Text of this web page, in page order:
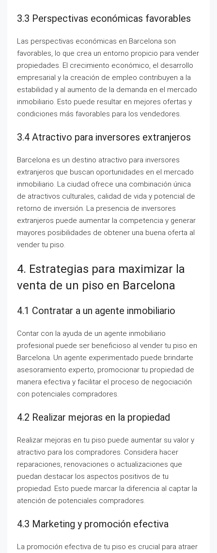
3.3 Perspectivas económicas favorables
Las perspectivas económicas en Barcelona son
favorables, lo que crea un entorno propicio para vender
propiedades. El crecimiento económico, el desarrollo
empresarial y la creación de empleo contribuyen a la
estabilidad y al aumento de la demanda en el mercado
inmobiliario. Esto puede resultar en mejores ofertas y
condiciones más favorables para los vendedores.
3.4 Atractivo para inversores extranjeros
Barcelona es un destino atractivo para inversores
extranjeros que buscan oportunidades en el mercado
inmobiliario. La ciudad ofrece una combinación única
de atractivos culturales, calidad de vida y potencial de
retorno de inversión. La presencia de inversores
extranjeros puede aumentar la competencia y generar
mayores posibilidades de obtener una buena oferta al
vender tu piso.
4. Estrategias para maximizar la
venta de un piso en Barcelona
4.1 Contratar a un agente inmobiliario
Contar con la ayuda de un agente inmobiliario
profesional puede ser beneficioso al vender tu piso en
Barcelona. Un agente experimentado puede brindarte
asesoramiento experto, promocionar tu propiedad de
manera efectiva y facilitar el proceso de negociación
con potenciales compradores.
4.2 Realizar mejoras en la propiedad
Realizar mejoras en tu piso puede aumentar su valor y
atractivo para los compradores. Considera hacer
reparaciones, renovaciones o actualizaciones que
puedan destacar los aspectos positivos de tu
propiedad. Esto puede marcar la diferencia al captar la
atención de potenciales compradores.
4.3 Marketing y promoción efectiva
La promoción efectiva de tu piso es crucial para atraer